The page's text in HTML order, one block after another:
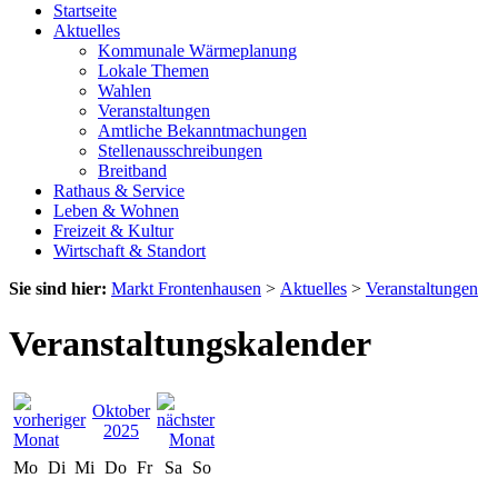
Startseite
Aktuelles
Kommunale Wärmeplanung
Lokale Themen
Wahlen
Veranstaltungen
Amtliche Bekanntmachungen
Stellenausschreibungen
Breitband
Rathaus & Service
Leben & Wohnen
Freizeit & Kultur
Wirtschaft & Standort
Sie sind hier: Markt Frontenhausen > Aktuelles > Veranstaltungen
Veranstaltungskalender
Oktober
2025
Mo Di Mi Do Fr Sa
So